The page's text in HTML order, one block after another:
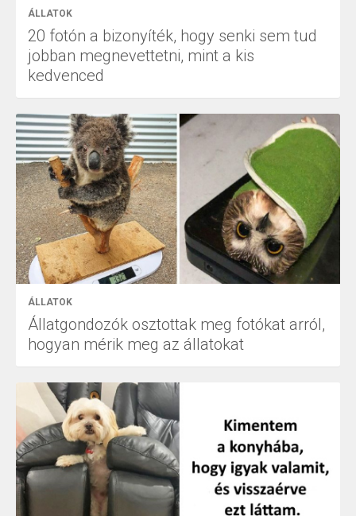
ÁLLATOK
20 fotón a bizonyíték, hogy senki sem tud
jobban megnevettetni, mint a kis
kedvenced
ÁLLATOK
Állatgondozók osztottak meg fotókat arról,
hogyan mérik meg az állatokat